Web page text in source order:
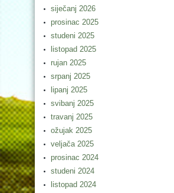
siječanj 2026
prosinac 2025
studeni 2025
listopad 2025
rujan 2025
srpanj 2025
lipanj 2025
svibanj 2025
travanj 2025
ožujak 2025
veljača 2025
prosinac 2024
studeni 2024
listopad 2024